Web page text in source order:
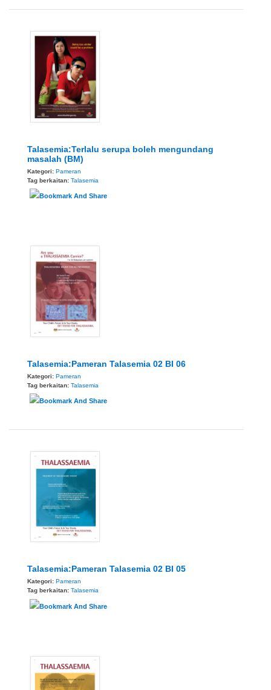
Talasemia:Terlalu serupa boleh mengundang
masalah (BM)
Kategori: Pameran
Tag berkaitan: Talasemia
Talasemia:Pameran Talasemia 02 BI 06
Kategori: Pameran
Tag berkaitan: Talasemia
Talasemia:Pameran Talasemia 02 BI 05
Kategori: Pameran
Tag berkaitan: Talasemia